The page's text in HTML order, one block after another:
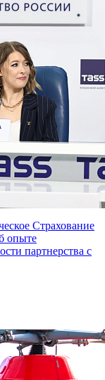
Страхование
опыте
партнерства с